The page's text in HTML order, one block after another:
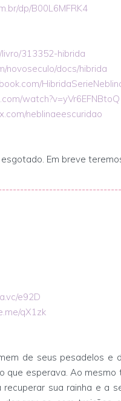
dp/B00L6MFRK4
313352-hibrida
novoseculo/docs/hibrida
watch?v=yVr6EFNBtoQ
neblinaeescuridao
Em breve
e92D
qX1zk
de seus pesadelos e
que esperava. Ao mesmo
sua rainha e a